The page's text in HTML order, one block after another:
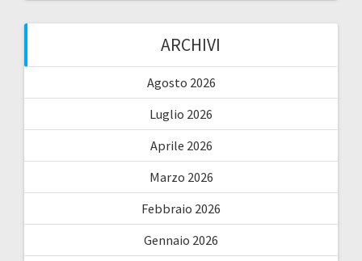
ARCHIVI
Agosto 2026
Luglio 2026
Aprile 2026
Marzo 2026
Febbraio 2026
Gennaio 2026